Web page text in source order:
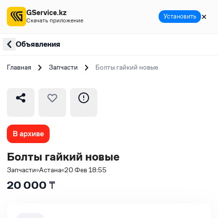
Объявления
Главная Запчасти Болты гайкий новые
В архиве
Болты гайкий новые
Запчасти Астана 20 Фев 18:55
20 000 ₸
GService.kz
Скачать приложение Установить ✕